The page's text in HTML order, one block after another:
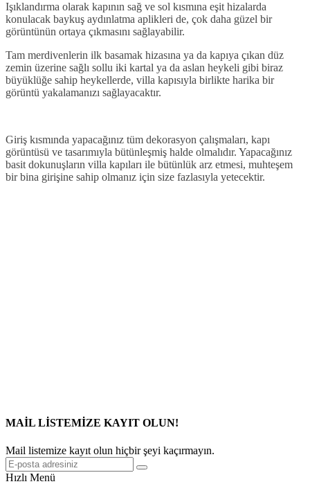
Işıklandırma olarak kapının sağ ve sol kısmına eşit hizalarda
konulacak baykuş aydınlatma aplikleri de, çok daha güzel bir
görüntünün ortaya çıkmasını sağlayabilir.
Tam merdivenlerin ilk basamak hizasına ya da kapıya çıkan düz
zemin üzerine sağlı sollu iki kartal ya da aslan heykeli gibi biraz
büyüklüğe sahip heykellerde, villa kapısıyla birlikte harika bir
görüntü yakalamanızı sağlayacaktır.
Giriş kısmında yapacağınız tüm dekorasyon çalışmaları, kapı
görüntüsü ve tasarımıyla bütünleşmiş halde olmalıdır. Yapacağınız
basit dokunuşların villa kapıları ile bütünlük arz etmesi, muhteşem
bir bina girişine sahip olmanız için size fazlasıyla yetecektir.
MAİL LİSTEMİZE KAYIT OLUN!
Mail listemize kayıt olun hiçbir şeyi kaçırmayın.
Hızlı Menü